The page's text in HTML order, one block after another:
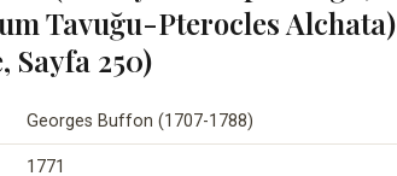
Tavuğu-Pterocles Alchata)
Sayfa 250)
Georges Buffon (1707-1788)
1771